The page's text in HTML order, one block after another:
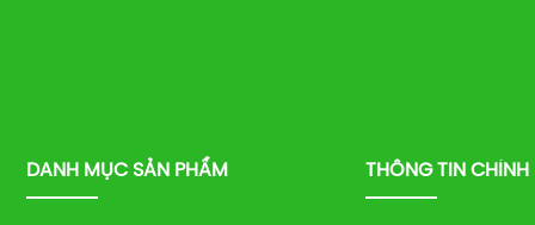
DANH MỤC SẢN PHẨM THÔNG TIN CHÍNH